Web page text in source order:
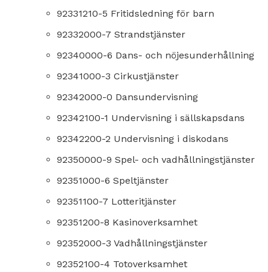
92331210-5 Fritidsledning för barn
92332000-7 Strandstjänster
92340000-6 Dans- och nöjesunderhållning
92341000-3 Cirkustjänster
92342000-0 Dansundervisning
92342100-1 Undervisning i sällskapsdans
92342200-2 Undervisning i diskodans
92350000-9 Spel- och vadhållningstjänster
92351000-6 Speltjänster
92351100-7 Lotteritjänster
92351200-8 Kasinoverksamhet
92352000-3 Vadhållningstjänster
92352100-4 Totoverksamhet